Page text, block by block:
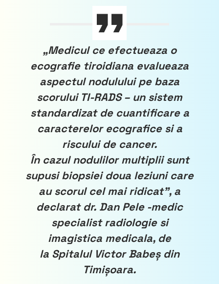
„Medicul ce efectueaza o
ecografie tiroidiana evalueaza
aspectul nodulului pe baza
scorului TI-RADS – un sistem
standardizat de cuantificare a
caracterelor ecografice si a
riscului de cancer.
În cazul nodulilor multiplii sunt
supusi biopsiei doua leziuni care
au scorul cel mai ridicat”, a
declarat dr. Dan Pele -medic
specialist radiologie si
imagistica medicala, de
la Spitalul Victor Babeș din
Timișoara.